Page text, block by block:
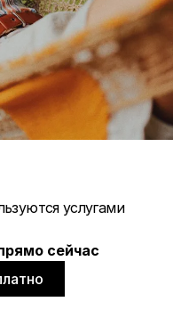
услугами
сейчас